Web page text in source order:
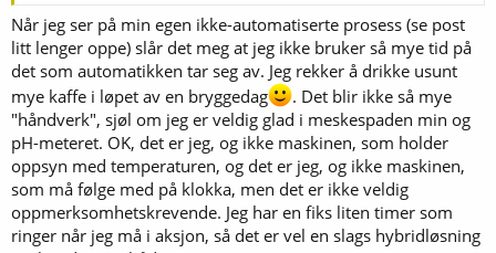
Det fine med vår hobby, er at det finnes et utall veier som alle fører
til Pilzen, Køln, Bayern, eller New England. Vi har samme hobby, men
forskjellig reisevei og forskjellige mål.
deLillos
Nå som vi alle er forskjellige
Når jeg ser på min egen ikke-automatiserte prosess (se post
litt lenger oppe) slår det meg at jeg ikke bruker så mye tid på
det som automatikken tar seg av. Jeg rekker å drikke usunt
mye kaffe i løpet av en bryggedag
. Det blir ikke så mye
"håndverk", sjøl om jeg er veldig glad i meskespaden min og
pH-meteret. OK, det er jeg, og ikke maskinen, som holder
oppsyn med temperaturen, og det er jeg, og ikke maskinen,
som må følge med på klokka, men det er ikke veldig
oppmerksomhetskrevende. Jeg har en fiks liten timer som
ringer når jeg må i aksjon, så det er vel en slags hybridløsning